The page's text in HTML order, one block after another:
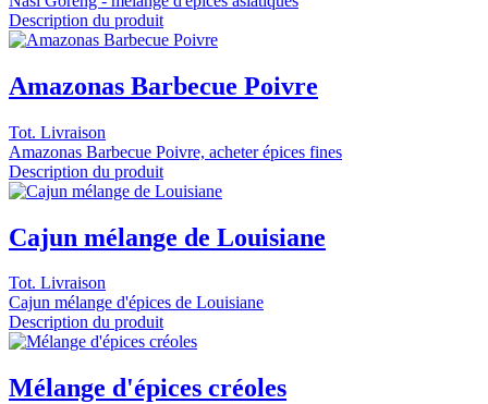
Description du produit
Amazonas Barbecue Poivre
Tot. Livraison
Amazonas Barbecue Poivre, acheter épices fines
Description du produit
Cajun mélange de Louisiane
Tot. Livraison
Cajun mélange d'épices de Louisiane
Description du produit
Mélange d'épices créoles